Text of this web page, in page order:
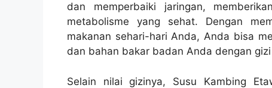
dan memperbaiki jaringan,
metabolisme yang sehat. Dengan
makanan sehari-hari Anda, Anda bisa
dan bahan bakar badan Anda dengan
Selain nilai gizinya, Susu Kambing